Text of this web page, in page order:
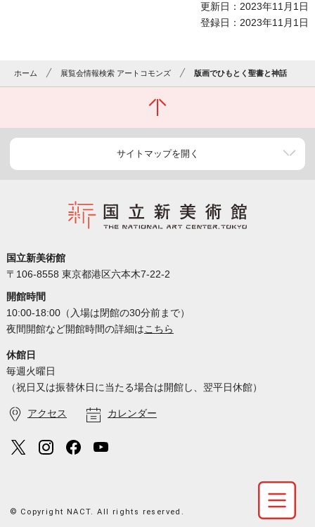
更新日：2023年11月1日
登録日：2023年11月1日
ホーム 展覧会情報検索 アートコモンズ 版画でひもとく聖書と神話
サイトマップを開く
国立新美術館
〒106-8558 東京都港区六本木7-22-2
開館時間
10:00-18:00（入場は閉館の30分前まで）
夜間開館など開館時間の詳細はこちら
休館日
毎週火曜日
（祝日又は振替休日に当たる場合は開館し、翌平日休館）
アクセス カレンダー
© Copyright NACT. All rights reserved.